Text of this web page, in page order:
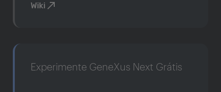
Wiki
Experimente GeneXus Next Grátis